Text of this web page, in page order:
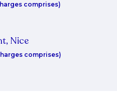
comprises)
Nice
comprises)